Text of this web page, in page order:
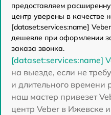
предоставляем
центр уверены в качестве
[dataset:services:name]
дешевле при оформлении
заказа звонка.
[dataset:services:name]
на выезде, если не
и длительного времени
наш мастер привезет
центр Veber в Ижевске